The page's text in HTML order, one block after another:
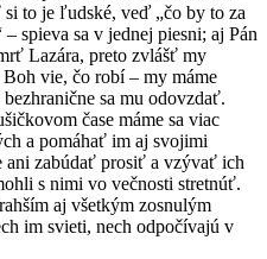
to je ľudské, veď „čo by to za
spieva sa v jednej piesni; aj Pán
Lazára, preto zvlášť my
vie, čo robí – my máme
sa mu odovzdať.
čase máme sa viac
a pomáhať im aj svojimi
ani zabúdať prosiť a vzývať ich
s nimi vo večnosti stretnúť.
aj všetkým zosnulým
im svieti, nech odpočívajú v